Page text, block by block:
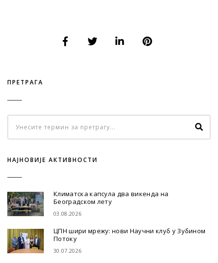
ПРЕТРАГА
НАЈНОВИЈЕ АКТИВНОСТИ
Климатска капсула два викенда на
Београдском лету
03.08.2026
ЦПН шири мрежу: нови Научни клуб у Зубином
Потоку
30.07.2026